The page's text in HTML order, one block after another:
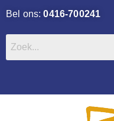
Bel ons:0416-700241